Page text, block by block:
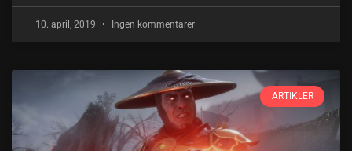
10. april, 2019 Ingen kommentarer
ARTIKLER